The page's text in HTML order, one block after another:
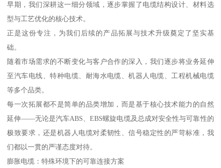
早期，我们深耕这一细分领域，逐步掌握了电缆结构设计、材料选
型与工艺优化的核心技术。
正是这份专注，为我们后续的产品拓展与技术升级奠定了坚实基
础。
随着市场需求的不断变化与客户合作的深入，我们逐步将业务延伸
至汽车电线、特种电缆、耐海水电缆、机器人电缆、工程机械电缆
等多个品类。
每一次拓展都不是简单的品类增加，而是基于核心技术能力的自然
延伸——无论是汽车ABS、EBS螺旋电缆及总成对安全性与可靠性的
极致要求，还是机器人电缆对柔韧性、信号稳定性的严苛标准，我
们都以一贯的严谨态度对待。
膨胀电缆：特殊环境下的可靠连接方案